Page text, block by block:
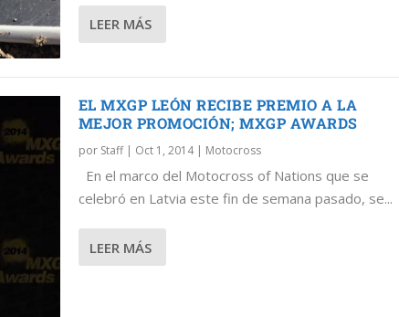
A LA MEJOR PROMOCIÓN; M...
DE MOTOCROSS EN LE...
DE MOTOCROSS EN LEÓN, M...
DE MOTOCROSS EN LEÓN...
LEER MÁS
EL MXGP LEÓN RECIBE PREMIO A LA
MEJOR PROMOCIÓN; MXGP AWARDS
por Staff| Oct 1, 2014| Motocross
En el marco del Motocross of Nations que se
celebró en Latvia este fin de semana pasado, se...
LEER MÁS